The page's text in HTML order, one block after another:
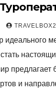
предлагает
и